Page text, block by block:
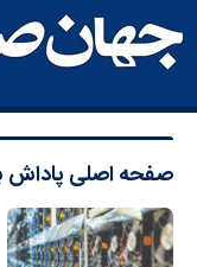
صفحه اصلی پاداش